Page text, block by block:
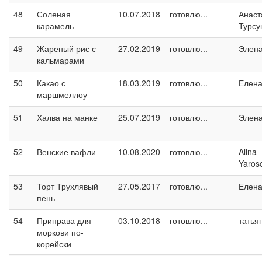
48
Соленая
карамель
10.07.2018 готовлю...
49
Жареный рис с
кальмарами
27.02.2019 готовлю...
50
Какао с
маршмеллоу
18.03.2019 готовлю...
51 Халва на манке 25.07.2019 готовлю...
52 Венские вафли 10.08.2020 готовлю...
Alina
53
Торт Трухлявый
пень
27.05.2017 готовлю...
54
Приправа для
моркови по-
корейски
03.10.2018 готовлю...